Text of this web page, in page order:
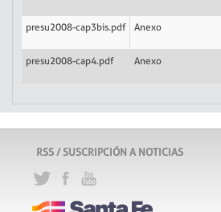
presu2008-cap3bis.pdf Anexo
presu2008-cap4.pdf Anexo
RSS / SUSCRIPCIÓN A NOTICIAS